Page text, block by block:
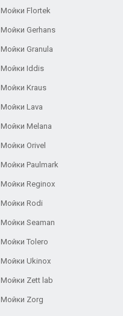
Мойки Flortek
Мойки Gerhans
Мойки Granula
Мойки Iddis
Мойки Kraus
Мойки Lava
Мойки Melana
Мойки Orivel
Мойки Paulmark
Мойки Reginox
Мойки Rodi
Мойки Seaman
Мойки Tolero
Мойки Ukinox
Мойки Zett lab
Мойки Zorg